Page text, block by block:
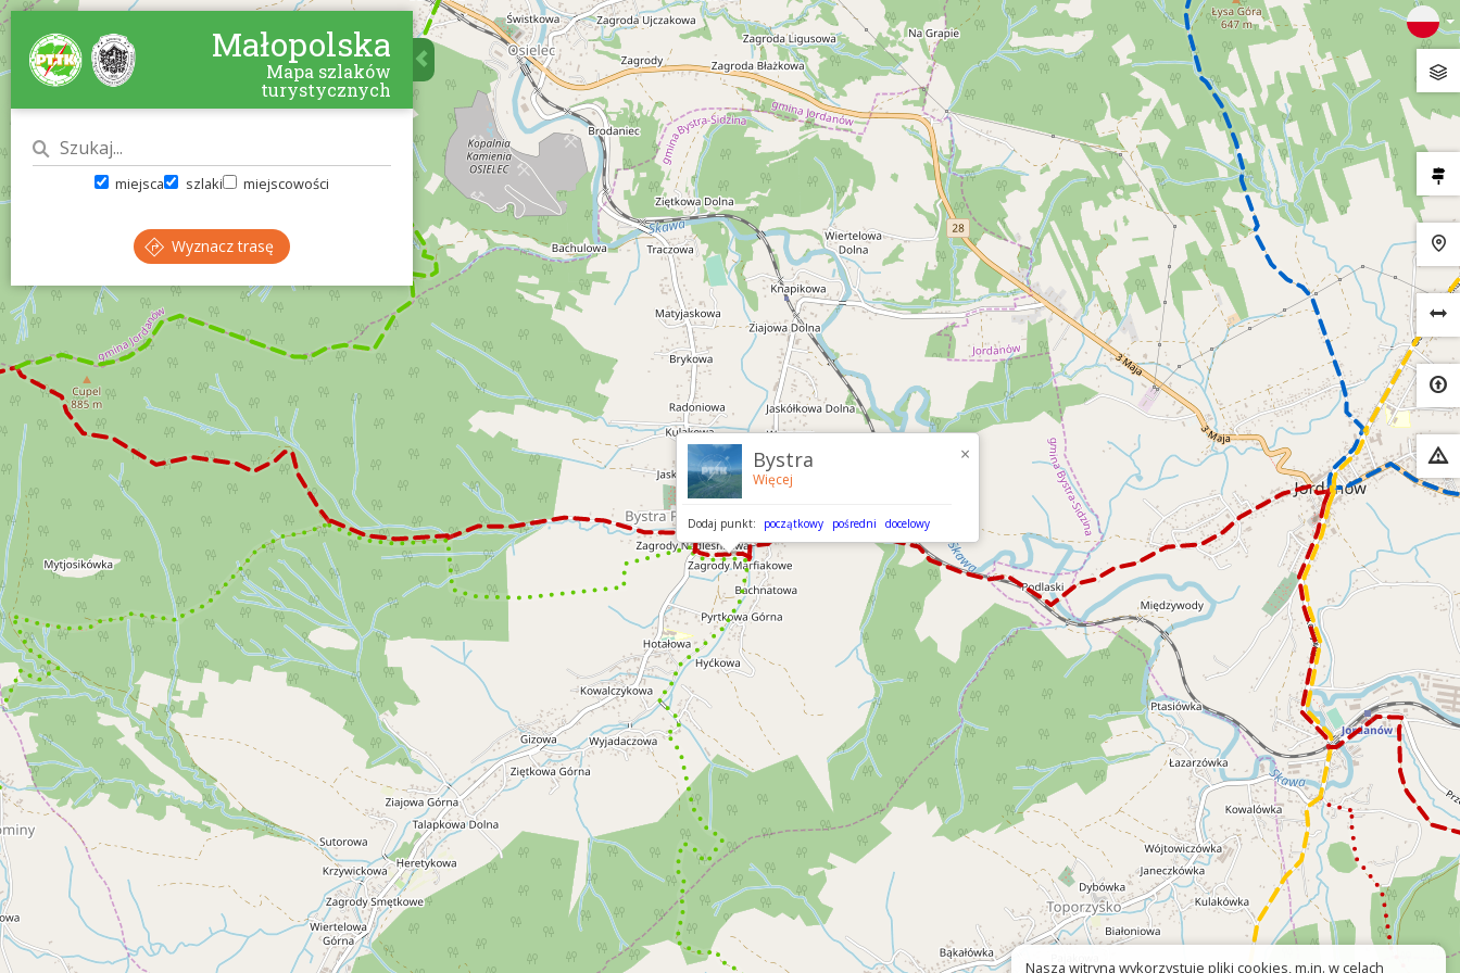
×
Bystra
Więcej
Dodaj punkt: początkowy pośredni docelowy
Małopolska
Mapa szlaków
turystycznych
miejsca szlaki miejscowości
Wyznacz trasę
Nasza witryna wykorzystuje pliki cookies, m.in. w celach